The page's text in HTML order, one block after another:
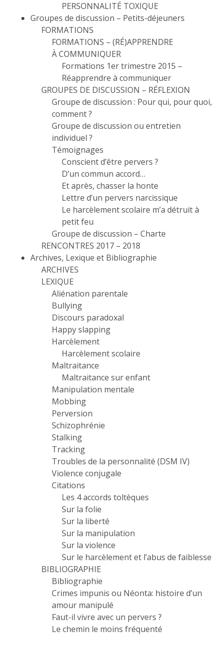
PERSONNALITÉ TOXIQUE
Groupes de discussion – Petits-déjeuners
FORMATIONS
FORMATIONS – (RÉ)APPRENDRE
À COMMUNIQUER
Formations 1er trimestre 2015 –
Réapprendre à communiquer
GROUPES DE DISCUSSION – RÉFLEXION
Groupe de discussion : Pour qui, pour quoi,
comment ?
Groupe de discussion ou entretien
individuel ?
Témoignages
Conscient d’être pervers ?
D’un commun accord…
Et après, chasser la honte
Lettre d’un pervers narcissique
Le harcèlement scolaire m’a détruit à
petit feu
Groupe de discussion – Charte
RENCONTRES 2017 – 2018
Archives, Lexique et Bibliographie
ARCHIVES
LEXIQUE
Aliénation parentale
Bullying
Discours paradoxal
Happy slapping
Harcèlement
Harcèlement scolaire
Maltraitance
Maltraitance sur enfant
Manipulation mentale
Mobbing
Perversion
Schizophrénie
Stalking
Tracking
Troubles de la personnalité (DSM IV)
Violence conjugale
Citations
Les 4 accords toltèques
Sur la folie
Sur la liberté
Sur la manipulation
Sur la violence
Sur le harcèlement et l’abus de faiblesse
BIBLIOGRAPHIE
Bibliographie
Crimes impunis ou Néonta: histoire d’un
amour manipulé
Faut-il vivre avec un pervers ?
Le chemin le moins fréquenté